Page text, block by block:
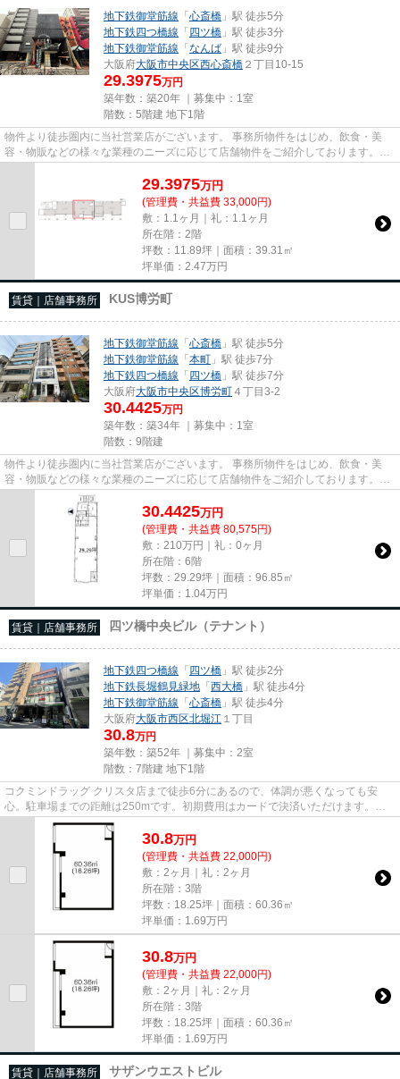
地下鉄御堂筋線 「心斎橋 」駅 徒歩5分
地下鉄四つ橋線 「四ツ橋 」駅 徒歩3分
地下鉄御堂筋線 「なんば 」駅 徒歩9分
大阪府大阪市中央区西心斎橋 ２丁目10-15
29.3975万円
築年数：築20年 ｜募集中： 1室
階数：5階建 地下1階
物件より徒歩圏内に当社営業店がございます。 事務所物件をはじめ、飲食・美
容・物販などの様々な業種のニーズに応じて店舗物件をご紹介しております。
尚、弊社ではおとり広告は一切...
29.3975万円
(管理費・共益費 33,000円)
敷：1.1ヶ月｜礼：1.1ヶ月
所在階：2階
坪数：11.89坪｜面積：39.31㎡
坪単価： 2.47万円
賃貸｜店舗事務所 KUS博労町
地下鉄御堂筋線 「心斎橋 」駅 徒歩5分
地下鉄御堂筋線 「本町 」駅 徒歩7分
地下鉄四つ橋線 「四ツ橋 」駅 徒歩7分
大阪府大阪市中央区博労町 ４丁目3-2
30.4425万円
築年数：築34年 ｜募集中： 1室
階数：9階建
物件より徒歩圏内に当社営業店がございます。 事務所物件をはじめ、飲食・美
容・物販などの様々な業種のニーズに応じて店舗物件をご紹介しております。
尚、弊社ではおとり広告は一切...
30.4425万円
(管理費・共益費 80,575円)
敷：210万円｜礼：0ヶ月
所在階：6階
坪数：29.29坪｜面積：96.85㎡
坪単価： 1.04万円
賃貸｜店舗事務所 四ツ橋中央ビル（テナント）
地下鉄四つ橋線 「四ツ橋 」駅 徒歩2分
地下鉄長堀鶴見緑地 「西大橋 」駅 徒歩4分
地下鉄御堂筋線 「心斎橋 」駅 徒歩4分
大阪府大阪市西区北堀江 １丁目
30.8万円
築年数：築52年 ｜募集中： 2室
階数：7階建 地下1階
コクミンドラッグ クリスタ店まで徒歩6分にあるので、体調が悪くなっても安
心。駐車場までの距離は250mです。初期費用はカードで決済いただけます。周
辺には、徒歩2分で利用できる駅が...
30.8万円
(管理費・共益費 22,000円)
敷：2ヶ月｜礼：2ヶ月
所在階：3階
坪数：18.25坪｜面積：60.36㎡
坪単価： 1.69万円
30.8万円
(管理費・共益費 22,000円)
敷：2ヶ月｜礼：2ヶ月
所在階：3階
坪数：18.25坪｜面積：60.36㎡
坪単価： 1.69万円
賃貸｜店舗事務所 サザンウエストビル